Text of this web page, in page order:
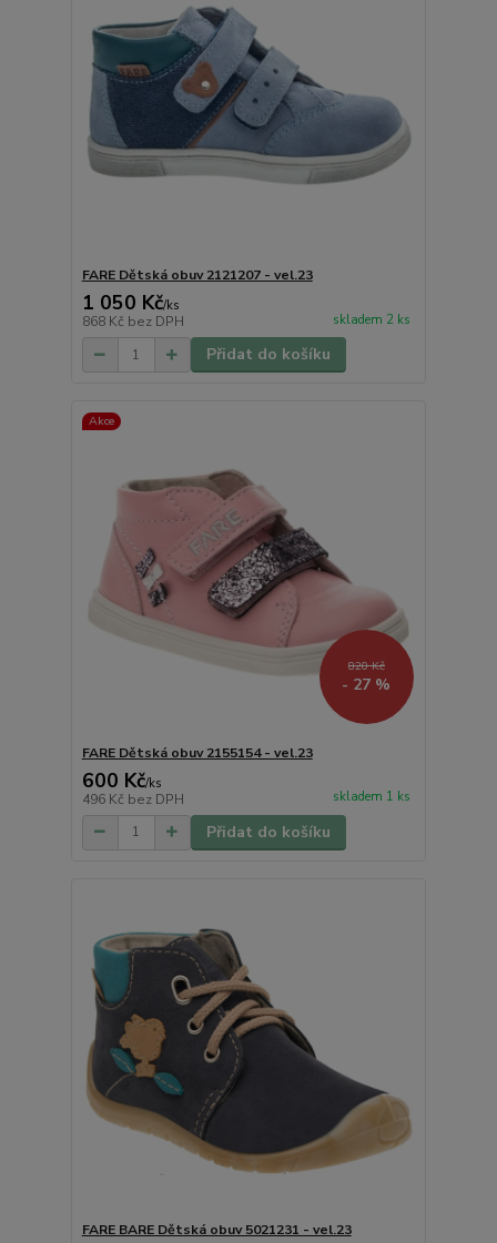
FARE Dětská obuv 2121207 - vel.23
1 050 Kč/ks
868 Kč bez DPH skladem 2 ks
Přidat do košíku
Akce
820 Kč
- 27 %
FARE Dětská obuv 2155154 - vel.23
600 Kč/ks
496 Kč bez DPH skladem 1 ks
Přidat do košíku
FARE BARE Dětská obuv 5021231 - vel.23